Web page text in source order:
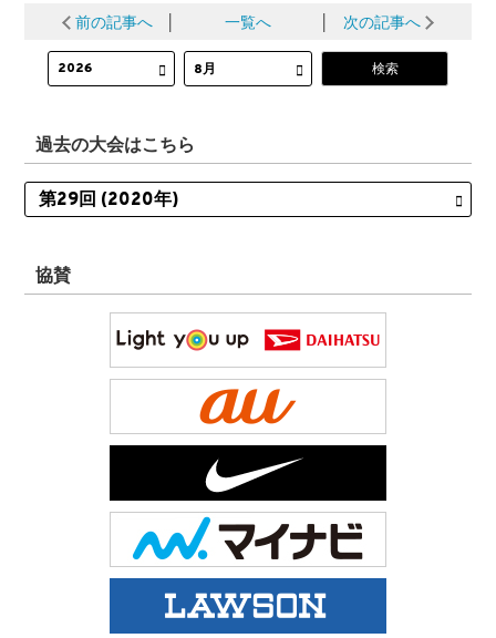
前の記事へ 一覧へ 次の記事へ
過去の大会はこちら
協賛